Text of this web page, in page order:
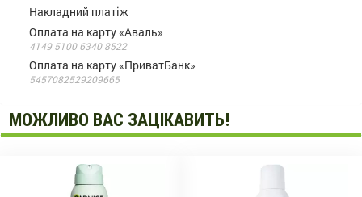
Накладний платіж
Оплата на карту «Аваль»
4149 5100 6340 8522
Оплата на карту «ПриватБанк»
5457082529209665
МОЖЛИВО ВАС ЗАЦІКАВИТЬ!